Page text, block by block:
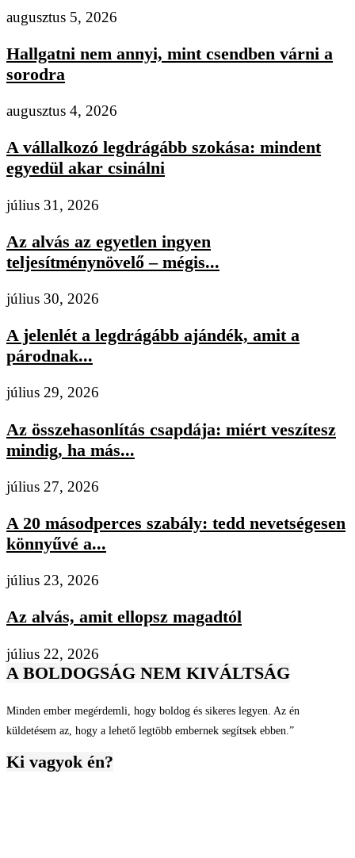
augusztus 5, 2026
Hallgatni nem annyi, mint csendben várni a
sorodra
augusztus 4, 2026
A vállalkozó legdrágább szokása: mindent
egyedül akar csinálni
július 31, 2026
Az alvás az egyetlen ingyen
teljesítménynövelő – mégis...
július 30, 2026
A jelenlét a legdrágább ajándék, amit a
párodnak...
július 29, 2026
Az összehasonlítás csapdája: miért veszítesz
mindig, ha más...
július 27, 2026
A 20 másodperces szabály: tedd nevetségesen
könnyűvé a...
július 23, 2026
Az alvás, amit ellopsz magadtól
július 22, 2026
A BOLDOGSÁG NEM KIVÁLTSÁG
Minden ember megérdemli, hogy boldog és sikeres legyen. Az én
küldetésem az, hogy a lehető legtöbb embernek segítsek ebben.”
Ki vagyok én?